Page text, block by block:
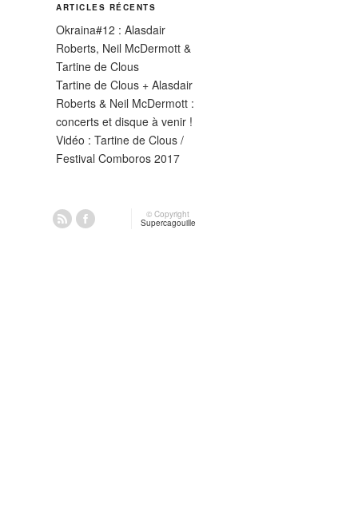
ARTICLES RÉCENTS
Okraina#12 : Alasdair
Roberts, Neil McDermott &
Tartine de Clous
Tartine de Clous + Alasdair
Roberts & Neil McDermott :
concerts et disque à venir !
Vidéo : Tartine de Clous /
Festival Comboros 2017
© Copyright
Supercagouille